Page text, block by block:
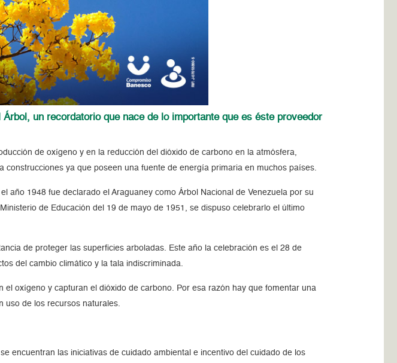
un recordatorio que nace de lo importante que es éste proveedor
de oxígeno y en la reducción del dióxido de carbono en la atmósfera,
ya que poseen una fuente de energía primaria en muchos países.
1948 fue declarado el Araguaney como Árbol Nacional de Venezuela por su
de Educación del 19 de mayo de 1951, se dispuso celebrarlo el último
de proteger las superficies arboladas . Este año la celebración es el 28 de
del cambio climático y la tala indiscriminada.
oxígeno y capturan el dióxido de carbono. Por esa razón hay que fomentar una
uso de los recursos naturales.
encuentran las iniciativas de cuidado ambiental e incentivo del cuidado de los